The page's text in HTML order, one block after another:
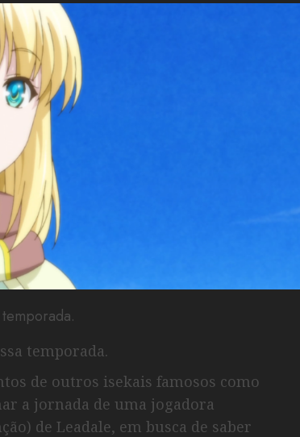
temporada.
de outros isekais famosos como
a jornada de uma jogadora
de Leadale, em busca de saber